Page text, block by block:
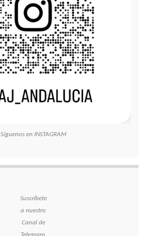
Síguenos en INSTAGRAM
Suscríbete
a nuestro
Canal de